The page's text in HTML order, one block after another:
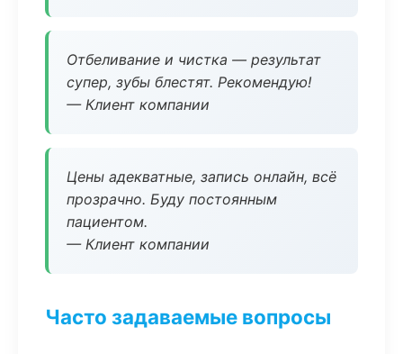
Отбеливание и чистка — результат
супер, зубы блестят. Рекомендую!
— Клиент компании
Цены адекватные, запись онлайн, всё
прозрачно. Буду постоянным
пациентом.
— Клиент компании
Часто задаваемые вопросы